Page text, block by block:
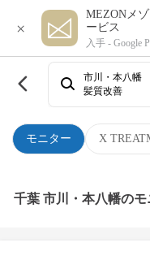
×
MEZONメ
ービス
入手 - Google
モニター X
市川・本八幡
髪質改善
千葉 市川・本八幡のモ